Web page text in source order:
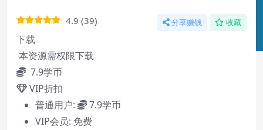
4.9 (39) 分享赚钱 收藏
下载
本资源需权限下载
7.9学币
VIP折扣
普通用户:
7.9学币
VIP会员: 免费